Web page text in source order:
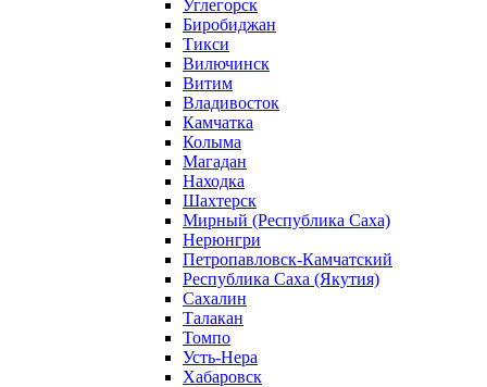
Углегорск
Биробиджан
Тикси
Вилючинск
Витим
Владивосток
Камчатка
Колыма
Магадан
Находка
Шахтерск
Мирный (Республика Саха)
Нерюнгри
Петропавловск-Камчатский
Республика Саха (Якутия)
Сахалин
Талакан
Томпо
Усть-Нера
Хабаровск